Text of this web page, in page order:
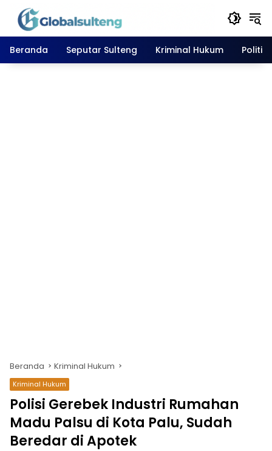
Langsung
konten
Beranda
Seputar Sulteng Kriminal Hukum Politik
Beranda Kriminal Hukum
Kriminal Hukum
Polisi Gerebek Industri Rumahan
Madu Palsu di Kota Palu, Sudah
Beredar di Apotek